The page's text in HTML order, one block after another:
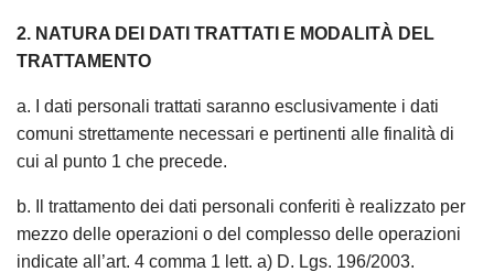
2. NATURA DEI DATI TRATTATI E MODALITÀ DEL
TRATTAMENTO
a. I dati personali trattati saranno esclusivamente i dati
comuni strettamente necessari e pertinenti alle finalità di
cui al punto 1 che precede.
b. Il trattamento dei dati personali conferiti è realizzato per
mezzo delle operazioni o del complesso delle operazioni
indicate all’art. 4 comma 1 lett. a) D. Lgs. 196/2003.